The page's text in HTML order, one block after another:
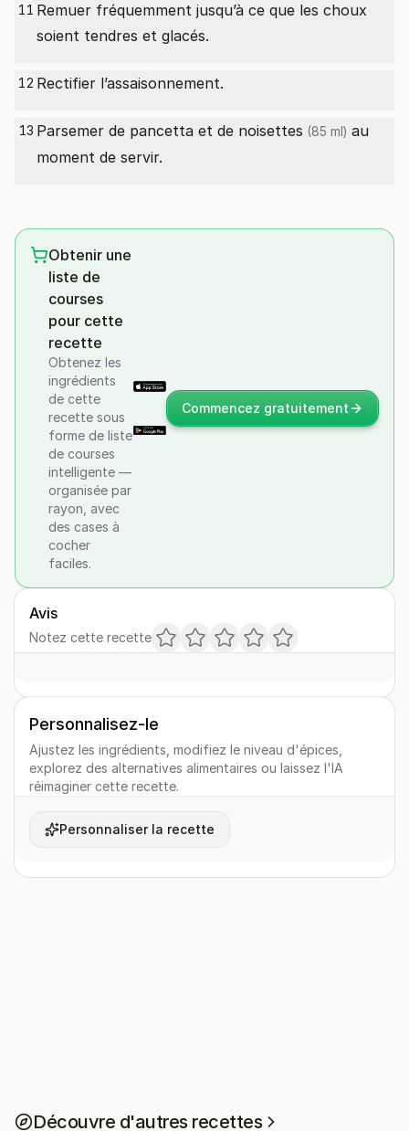
11 Remuer fréquemment jusqu’à ce que les choux
soient tendres et glacés.
12 Rectifier l’assaisonnement.
13 Parsemer de pancetta et de noisettes (85 ml) au
moment de servir.
Obtenir une
liste de
courses
pour cette
recette
Obtenez les
ingrédients
de cette
recette sous
forme de liste
de courses
intelligente —
organisée par
rayon, avec
des cases à
cocher
faciles.
Commencez gratuitement
Avis
Notez cette recette
Personnalisez-le
Ajustez les ingrédients, modifiez le niveau d'épices,
explorez des alternatives alimentaires ou laissez l'IA
réimaginer cette recette.
Personnaliser la recette
Découvre d'autres recettes